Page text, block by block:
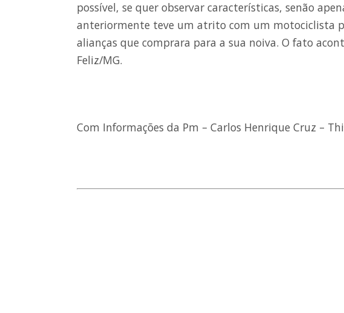
possível, se quer observar características, senão
anteriormente teve um atrito com um motociclista
alianças que comprara para a sua noiva. O fato
Feliz/MG.
Com Informações da Pm – Carlos Henrique Cruz –